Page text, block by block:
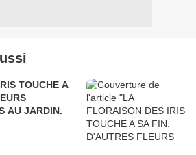
TOUCHE A
AU JARDIN.